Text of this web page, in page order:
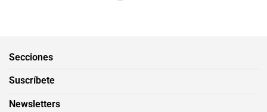
Secciones
Suscríbete
Newsletters